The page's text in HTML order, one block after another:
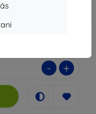
- +